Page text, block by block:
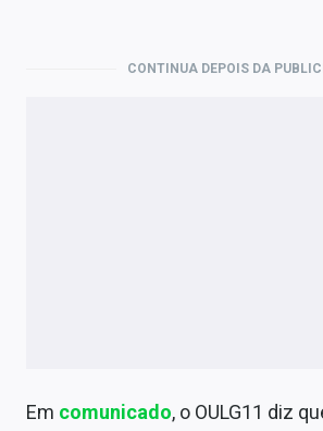
CONTINUA DEPOIS DA
Em comunicado, o OULG11 diz